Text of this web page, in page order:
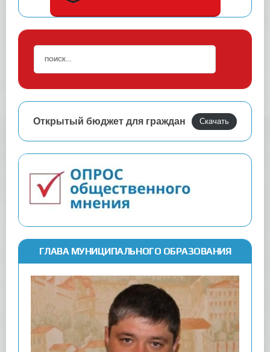
Открытый бюджет для граждан Скачать
ГЛАВА МУНИЦИПАЛЬНОГО ОБРАЗОВАНИЯ